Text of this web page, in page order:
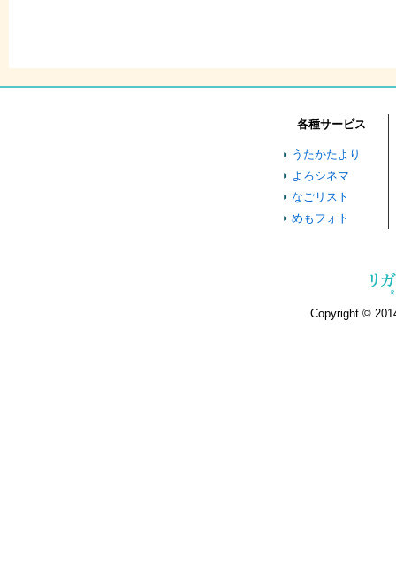
各種サービス
うたかたより
よろシネマ
なごリスト
めもフォト
Copyright ©